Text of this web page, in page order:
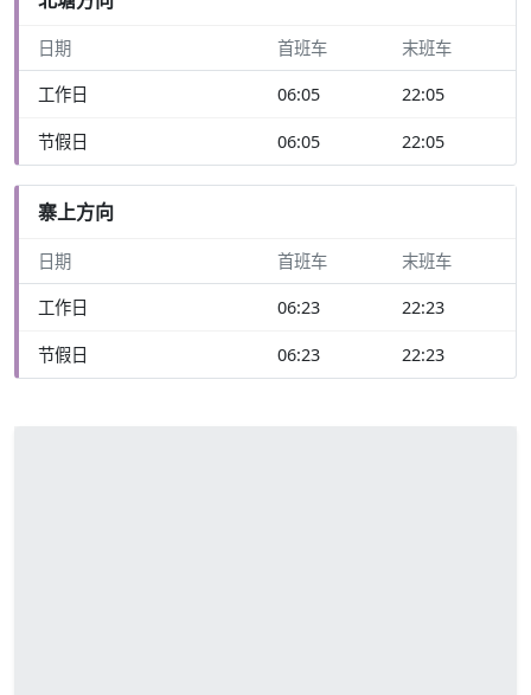
日期 首班车 末班车
工作日 06:05 22:05
节假日 06:05 22:05
寨上方向
日期 首班车 末班车
工作日 06:23 22:23
节假日 06:23 22:23